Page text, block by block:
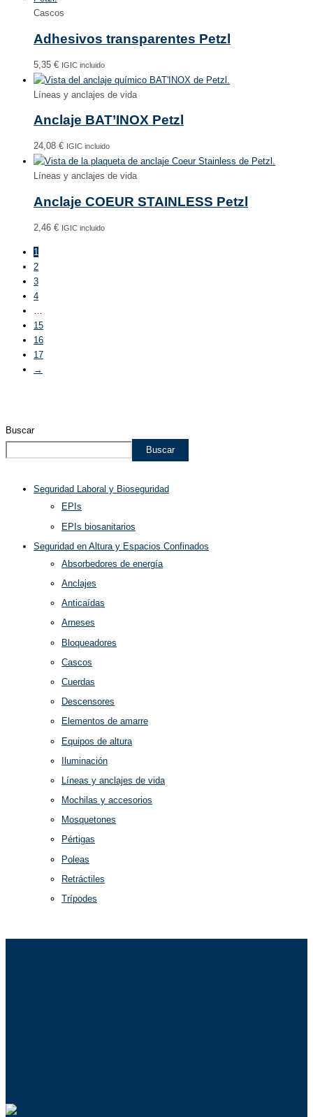
Buscar
Buscar
Seguridad Laboral y Bioseguridad
EPIs
EPIs biosanitarios
Seguridad en Altura y Espacios Confinados
Absorbedores de energía
Anclajes
Anticaídas
Arneses
Bloqueadores
Cascos
Cuerdas
Descensores
Elementos de amarre
Equipos de altura
Iluminación
Líneas y anclajes de vida
Mochilas y accesorios
Mosquetones
Pértigas
Poleas
Retráctiles
Trípodes
Cascos
Adhesivos transparentes Petzl
5,35 € IGIC incluido
Líneas y anclajes de vida
Anclaje BAT’INOX Petzl
24,08 € IGIC incluido
Líneas y anclajes de vida
Anclaje COEUR STAINLESS Petzl
2,46 € IGIC incluido
1
2
3
4
15
16
17
→